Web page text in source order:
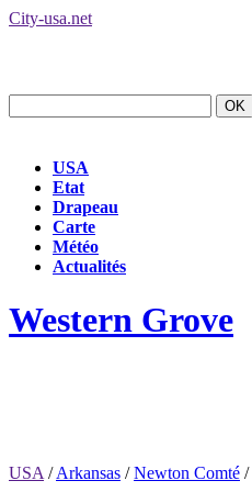
City-usa.net
USA
Etat
Drapeau
Carte
Météo
Actualités
Western Grove
USA /Arkansas /Newton Comté /